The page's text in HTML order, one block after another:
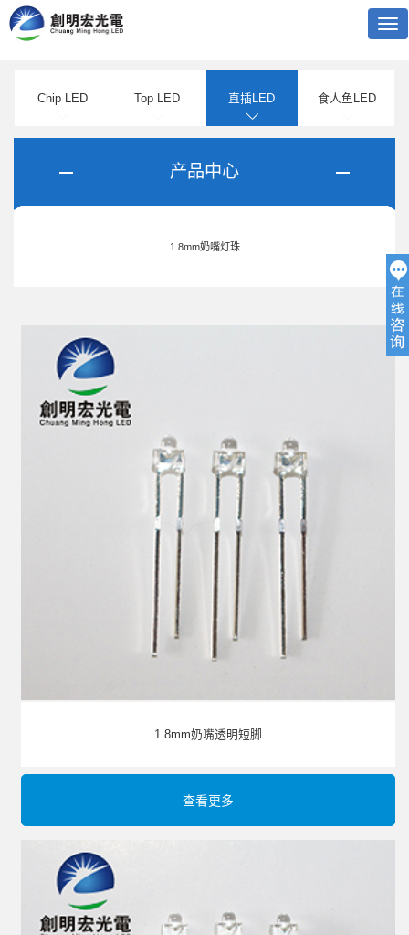
Chip LED Top LED 直插LED 食人鱼LED
产品中心
1.8mm奶嘴灯珠
1.8mm奶嘴透明短脚
查看更多